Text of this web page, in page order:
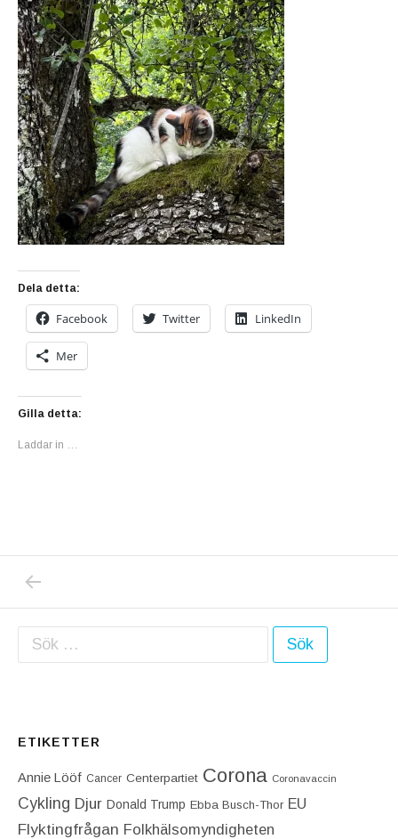
Dela detta:
Facebook Twitter LinkedIn
Mer
Gilla detta:
Laddar in …
Inläggsnavigering
Sök efter:
ETIKETTER
Annie Lööf Cancer Centerpartiet‎ Corona Coronavaccin
Cykling Djur Donald Trump Ebba Busch-Thor EU
Flyktingfrågan Folkhälsomyndigheten